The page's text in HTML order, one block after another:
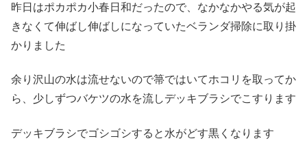
昨日はポカポカ小春日和だったので、なかなかやる気が起
きなくて伸ばし伸ばしになっていたベランダ掃除に取り掛
かりました
余り沢山の水は流せないので箒ではいてホコリを取ってか
ら、少しずつバケツの水を流しデッキブラシでこすります
デッキブラシでゴシゴシすると水がどす黒くなります